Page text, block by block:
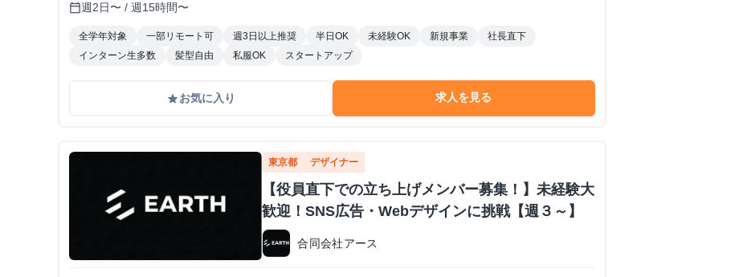
calendar_today週2日〜 / 週15時間〜
全学年対象 一部リモート可 週3日以上推奨 半日OK 未経験OK 新規事業
社長直下
インターン生多数
髪型自由 私服OK スタートアップ
gradeお気に入り 求人を見る
東京都 デザイナー
【役員直下での立ち上げメンバー募集！】未経験大
歓迎！SNS広告・Webデザインに挑戦【週３～】
合同会社アース